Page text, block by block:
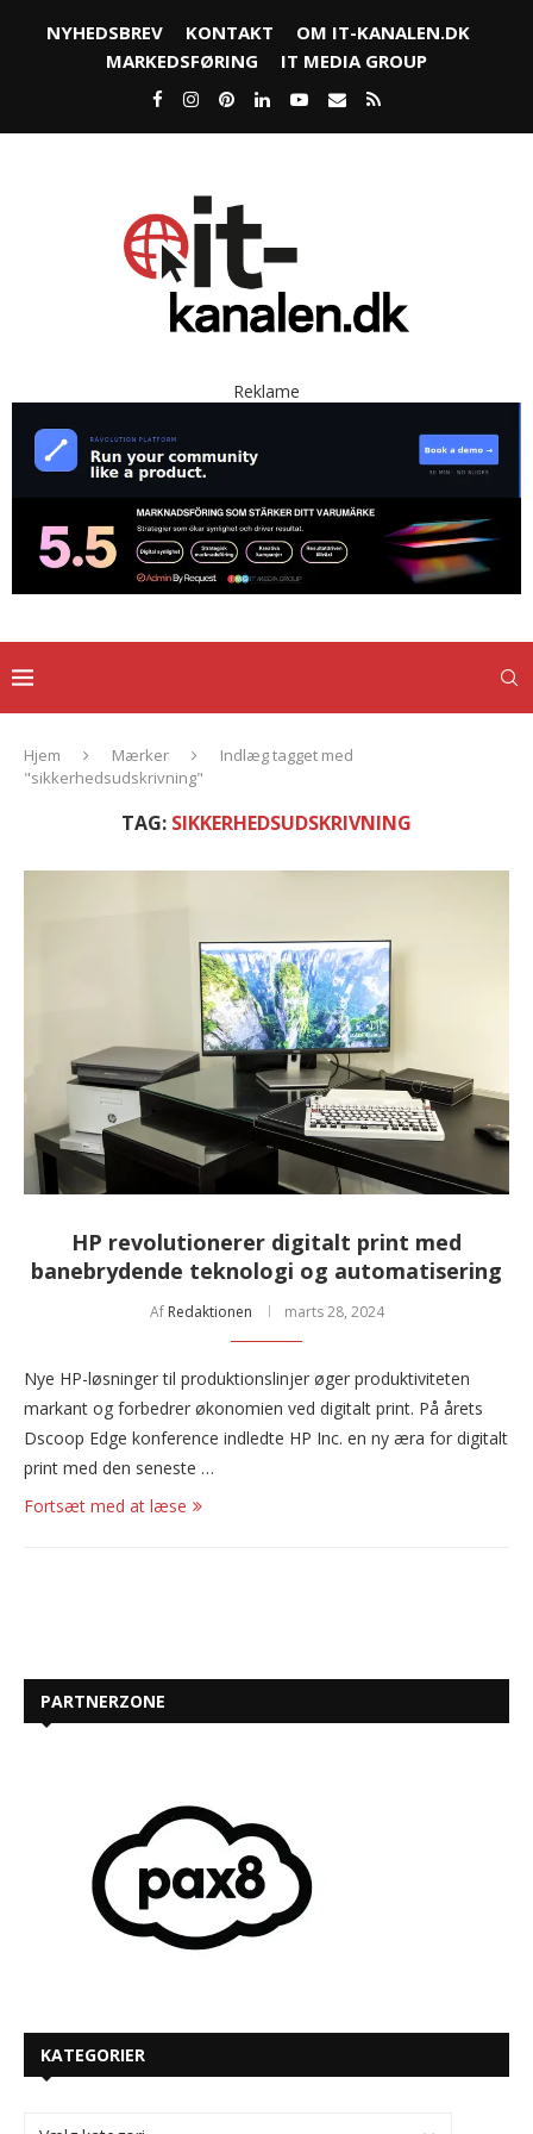
NYHEDSBREV KONTAKT
OM IT-KANALEN.DK
MARKEDSFØRING
IT MEDIA GROUP
Reklame
Hjem Mærker
Indlæg tagget med
"sikkerhedsudskrivning"
TAG: SIKKERHEDSUDSKRIVNING
HP revolutionerer digitalt print med
banebrydende teknologi og automatisering
Af Redaktionen marts 28, 2024
Nye HP-løsninger til produktionslinjer øger produktiviteten
markant og forbedrer økonomien ved digitalt print. På årets
Dscoop Edge konference indledte HP Inc. en ny æra for digitalt
print med den seneste …
Fortsæt med at læse
PARTNERZONE
KATEGORIER